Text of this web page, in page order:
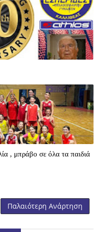
, μπράβο σε όλα τα παιδιά
Παλαιότερη Ανάρτηση